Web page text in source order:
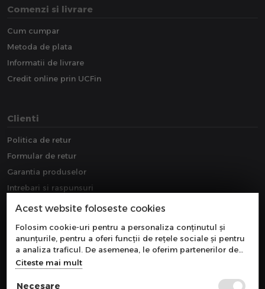
Comenzi si livrare
Cum cumpar
Metoda de plata
Informatii de livrare
Credit online prin UCFin
Clienti
Politica de retur
Formular de retur
Garantia produselor
Intrebari si raspunsuri
Downloads
Acest website foloseste cookies
Folosim cookie-uri pentru a personaliza conținutul și
anunțurile, pentru a oferi funcții de rețele sociale și pentru
a analiza traficul. De asemenea, le oferim partenerilor de
rețele sociale, de publicitate și de analize informații cu
privire la modul în care folosiți site-ul nostru. Aceștia le
pot combina cu alte informații oferite de dvs. sau culese în
Citeste mai mult
Necesare